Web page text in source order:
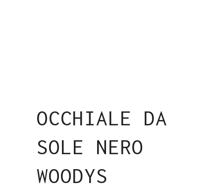
OCCHIALE DA
SOLE NERO
WOODYS